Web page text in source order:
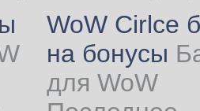
WoW Cirlce
на бонусы
для WoW